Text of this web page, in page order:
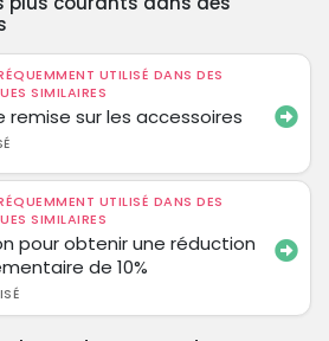
UTILISÉ DANS DES
SIMILAIRES
remise sur les accessoires
UTILISÉ DANS DES
SIMILAIRES
pour obtenir une réduction
de 10%